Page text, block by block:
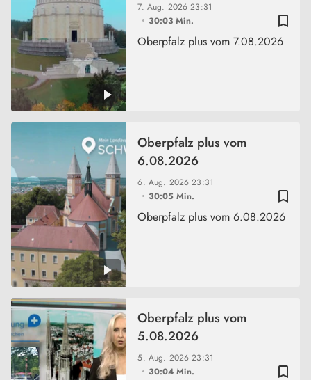
bookmark_border
7. Aug. 202623:31
30:03 Min.
Oberpfalz plus vom 7.08.2026
bookmark_border
6. Aug. 202623:31
30:05 Min.
Oberpfalz plus vom
6.08.2026
Oberpfalz plus vom 6.08.2026
bookmark_border
5. Aug. 202623:31
30:04 Min.
Oberpfalz plus vom
5.08.2026